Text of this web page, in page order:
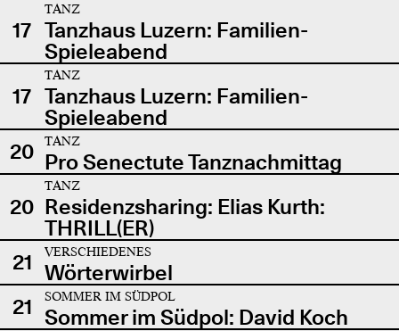
17
TANZ
Tanzhaus Luzern: Familien-
Spieleabend
17
TANZ
Tanzhaus Luzern: Familien-
Spieleabend
20
TANZ
Pro Senectute Tanznachmittag
20
TANZ
Residenzsharing: Elias Kurth:
THRILL(ER)
21
VERSCHIEDENES
Wörterwirbel
21
SOMMER IM SÜDPOL
Sommer im Südpol: David Koch